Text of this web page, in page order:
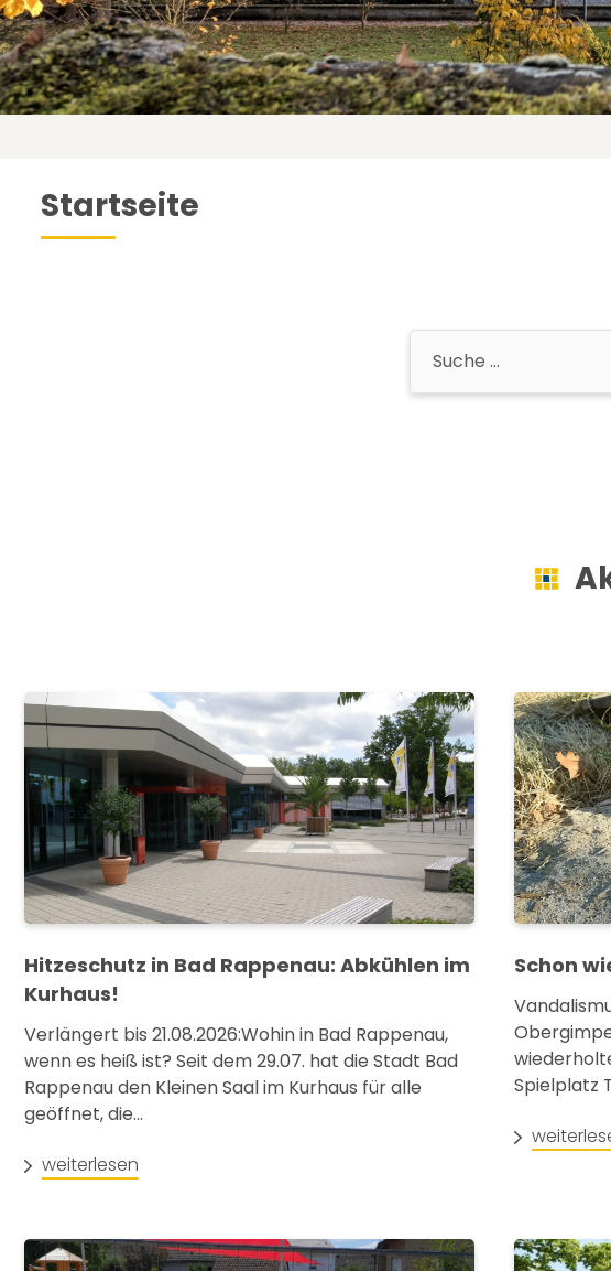
Startseite
Hitzeschutz in Bad Rappenau: Abkühlen im
Kurhaus!
Verlängert bis 21.08.2026:Wohin in Bad Rappenau,
wenn es heiß ist? Seit dem 29.07. hat die Stadt Bad
Rappenau den Kleinen Saal im Kurhaus für alle
geöffnet, die...
weiterlesen
Schon
Spielplatz